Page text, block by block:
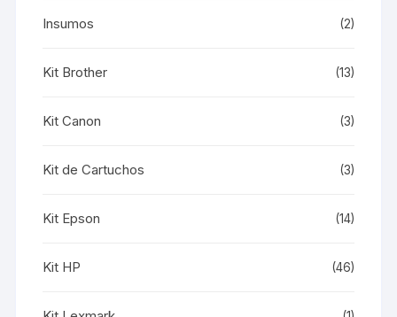
Insumos (2)
Kit Brother (13)
Kit Canon (3)
Kit de Cartuchos (3)
Kit Epson (14)
Kit HP (46)